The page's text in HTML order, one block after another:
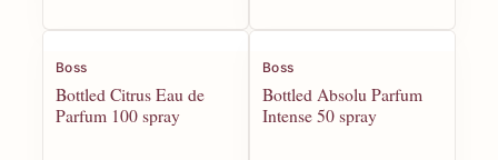
Boss
Bottled Citrus Eau de
Parfum 100 spray
Boss
Bottled Absolu Parfum
Intense 50 spray